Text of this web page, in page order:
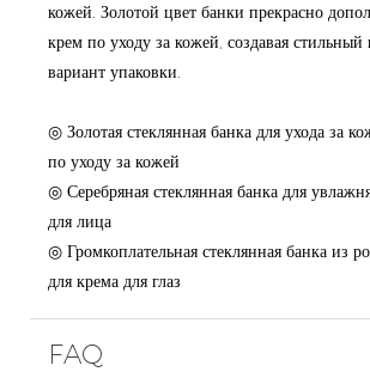
кожей. Золотой цвет банки прекрасно
крем по уходу за кожей, создавая стильный
вариант упаковки.
◎ Золотая стеклянная банка для ухода за
по уходу за кожей
◎ Серебряная стеклянная банка для
для лица
◎ Громкоплательная стеклянная банка из
для крема для глаз
FAQ